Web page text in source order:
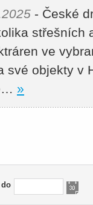
- České
střešních
ve
své objekty v
»
do